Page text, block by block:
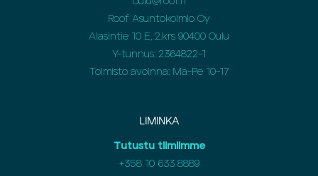
Roof Asuntokolmio Oy
Alasintie 10 E, 2.krs 90400 Oulu
Y-tunnus: 2364822-1
Toimisto avoinna: Ma-Pe 10-17
LIMINKA
Tutustu tiimiimme
+35810 633 8889